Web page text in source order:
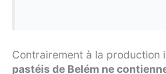
Contrairement à la production
pastéis de Belém ne